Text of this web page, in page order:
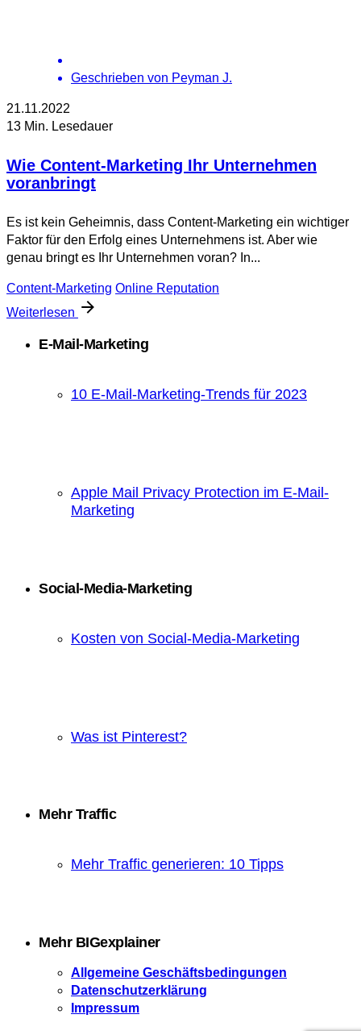
Geschrieben von Peyman J.
21.11.2022
13 Min. Lesedauer
Wie Content-Marketing Ihr Unternehmen
voranbringt
Es ist kein Geheimnis, dass Content-Marketing ein wichtiger
Faktor für den Erfolg eines Unternehmens ist. Aber wie
genau bringt es Ihr Unternehmen voran? In...
Content-Marketing Online Reputation
Weiterlesen
E-Mail-Marketing
10 E-Mail-Marketing-Trends für 2023
Apple Mail Privacy Protection im E-Mail-
Marketing
Social-Media-Marketing
Kosten von Social-Media-Marketing
Was ist Pinterest?
Mehr Traffic
Mehr Traffic generieren: 10 Tipps
Mehr BIGexplainer
Allgemeine Geschäftsbedingungen
Datenschutzerklärung
Impressum